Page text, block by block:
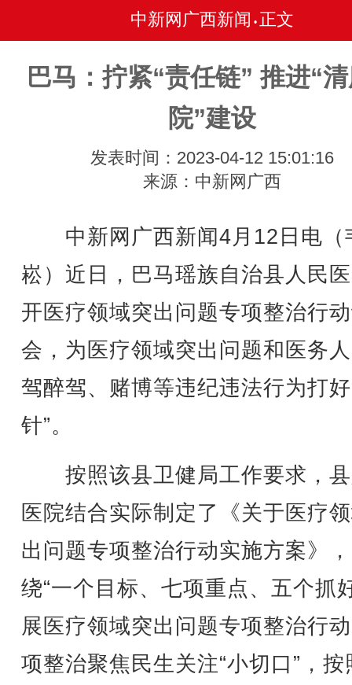
中新网广西新闻 • 正文
巴马：拧紧“责任链” 推进“
院”建设
发表时间：2023-04-12 15:01:16
来源：中新网广西
中新网广西新闻4月12日电（
崧）近日，巴马瑶族自治县人民
开医疗领域突出问题专项整治行
会，为医疗领域突出问题和医务
驾醉驾、赌博等违纪违法行为打
针”。
按照该县卫健局工作要求，
医院结合实际制定了《关于医疗
出问题专项整治行动实施方案》
绕“一个目标、七项重点、五个抓
展医疗领域突出问题专项整治行
项整治聚焦民生关注“小切口”，按